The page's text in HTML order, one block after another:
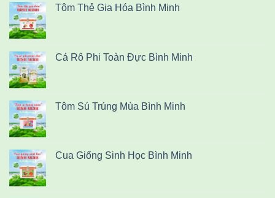
Tôm Thẻ Gia Hóa Bình Minh
Cá Rô Phi Toàn Đực Bình Minh
Tôm Sú Trúng Mùa Bình Minh
Cua Giống Sinh Học Bình Minh